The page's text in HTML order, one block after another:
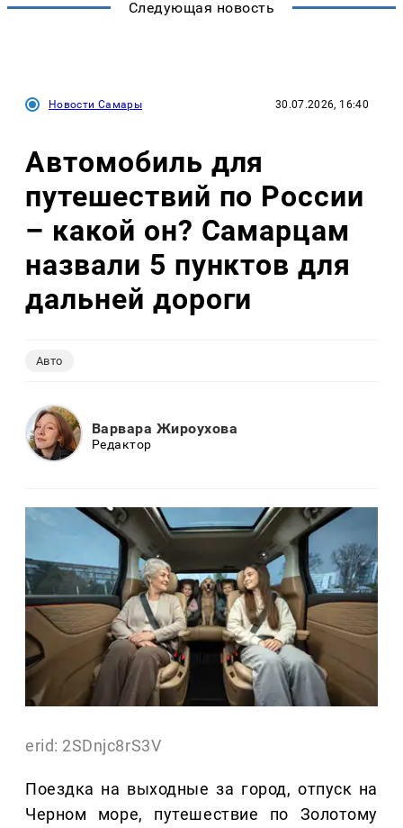
Следующая новость
Новости Самары 30.07.2026, 16:40
Автомобиль для
путешествий по России
– какой он? Самарцам
назвали 5 пунктов для
дальней дороги
Авто
Варвара Жироухова
Редактор
erid: 2SDnjc8rS3V
Поездка на выходные за город, отпуск на
Черном море, путешествие по Золотому